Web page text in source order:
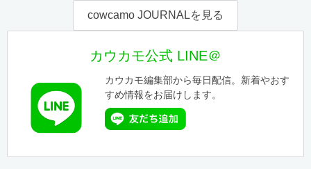
cowcamo JOURNALを見る
カウカモ公式 LINE＠
カウカモ編集部から毎日配信。新着やおす
すめ情報をお届けします。